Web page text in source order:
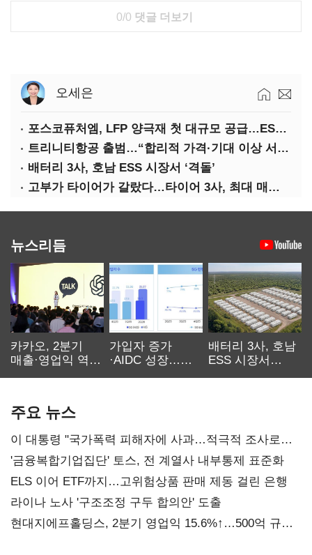
0/0 댓글 더보기
오세은
포스코퓨처엠, LFP 양극재 첫 대규모 공급…ESS 시장 공략
트리니티항공 출범…“합리적 가격·기대 이상 서비스로 승부”
배터리 3사, 호남 ESS 시장서 ‘격돌’
고부가 타이어가 갈랐다…타이어 3사, 최대 매출에도 영업익 희비
뉴스리듬
카카오, 2분기
매출·영업익 역대
가입자 증가
·AIDC 성장…
배터리 3사, 호남
ESS 시장서
주요 뉴스
이 대통령 "국가폭력 피해자에 사과…적극적 조사로
진실 밝혀야"
'금융복합기업집단' 토스, 전 계열사 내부통제 표준화
ELS 이어 ETF까지…고위험상품 판매 제동 걸린 은행
라이나 노사 '구조조정 구두 합의안' 도출
현대지에프홀딩스, 2분기 영업익 15.6%↑…500억 규모